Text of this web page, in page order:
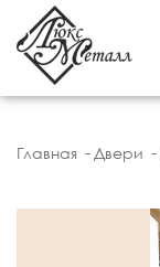
Главная Двери